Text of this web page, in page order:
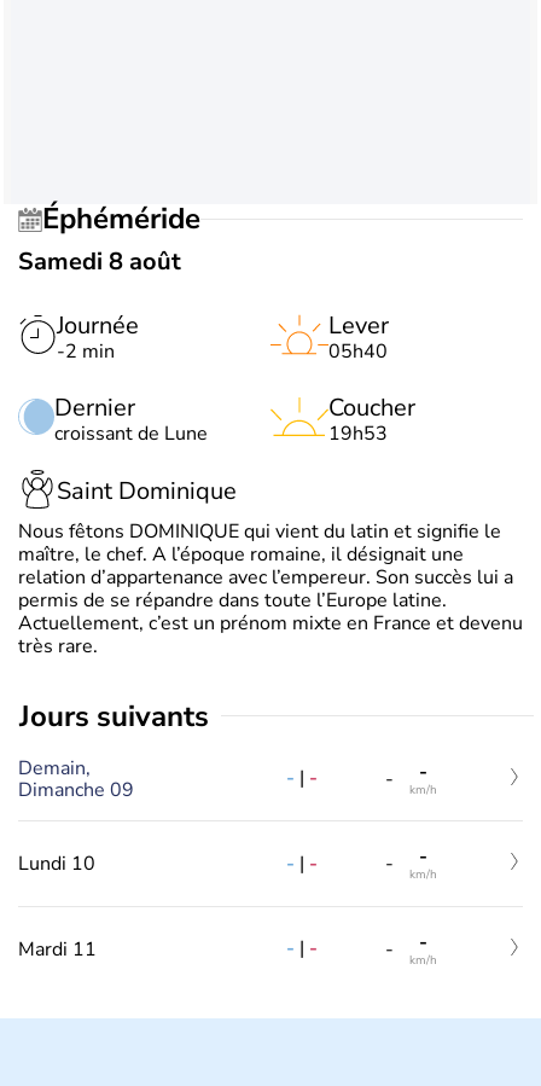
Éphéméride
Samedi 8 août
Journée
-2 min
Dernier
croissant de Lune
Lever
05h40
Coucher
19h53
Saint Dominique
Nous fêtons DOMINIQUE qui vient du latin et signifie le
maître, le chef. A l’époque romaine, il désignait une
relation d’appartenance avec l’empereur. Son succès lui a
permis de se répandre dans toute l’Europe latine.
Actuellement, c’est un prénom mixte en France et devenu
très rare.
jours suivants
Demain,
Dimanche 09
- | - - -
km/h
Lundi 10 - | - - -
km/h
Mardi 11 - | - - -
km/h